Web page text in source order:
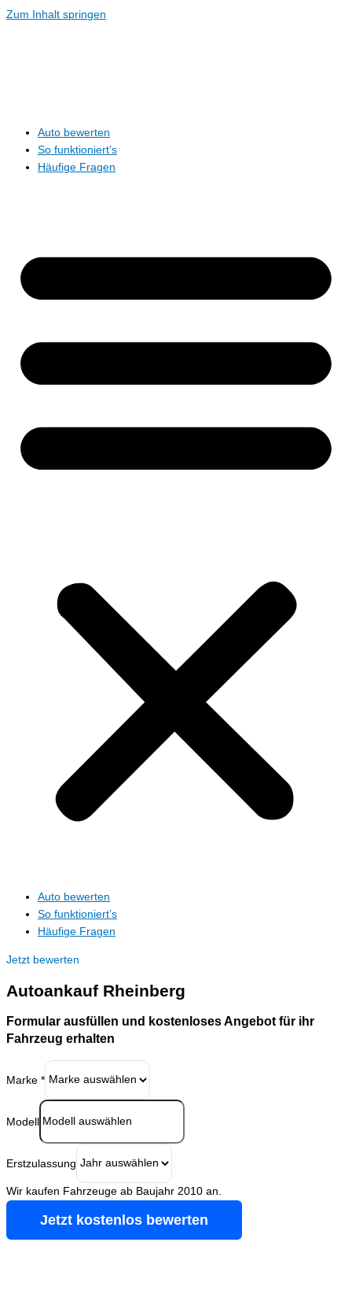
Zum Inhalt springen
Auto bewerten
So funktioniert’s
Häufige Fragen
Auto bewerten
So funktioniert’s
Häufige Fragen
Jetzt bewerten
Autoankauf Rheinberg
Formular ausfüllen und kostenloses Angebot für ihr
Fahrzeug erhalten
Marke *
Modell
Erstzulassung
Wir kaufen Fahrzeuge ab Baujahr 2010 an.
Jetzt kostenlos bewerten